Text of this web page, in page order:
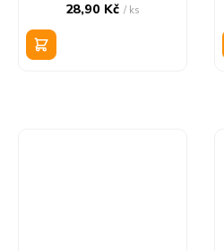
28,90 Kč/ ks